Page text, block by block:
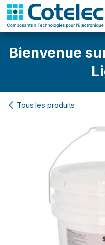
Bienvenue
Tous les produits